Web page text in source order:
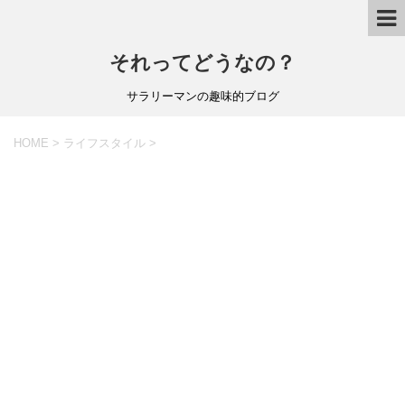
それってどうなの？
サラリーマンの趣味的ブログ
HOME > ライフスタイル >